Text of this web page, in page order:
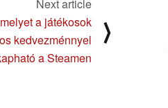
Next article
a játékosok
kedvezménnyel
a Steamen
⟩